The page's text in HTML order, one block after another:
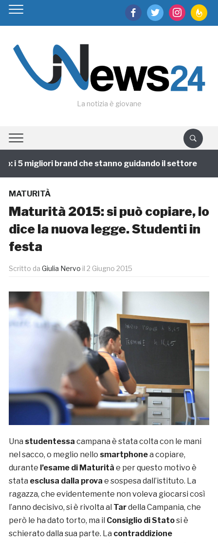
facebooktwitter instagram
La notizia è giovane
i 5 migliori brand che stanno guidando il settore
MATURITÀ
Maturità 2015: si può copiare, lo
dice la nuova legge. Studenti in
festa
Scritto da Giulia Nervo il 2 Giugno 2015
Una studentessa campana è stata colta con le mani
nel sacco, o meglio nello smartphonea copiare,
durante l’esame di Maturità e per questo motivo è
stata esclusa dalla prova e sospesa dall’istituto. La
ragazza, che evidentemente non voleva giocarsi così
l’anno decisivo, si è rivolta al Tardella Campania, che
però le ha dato torto, ma il Consiglio di Statosi è
schierato dalla sua parte. La contraddizione